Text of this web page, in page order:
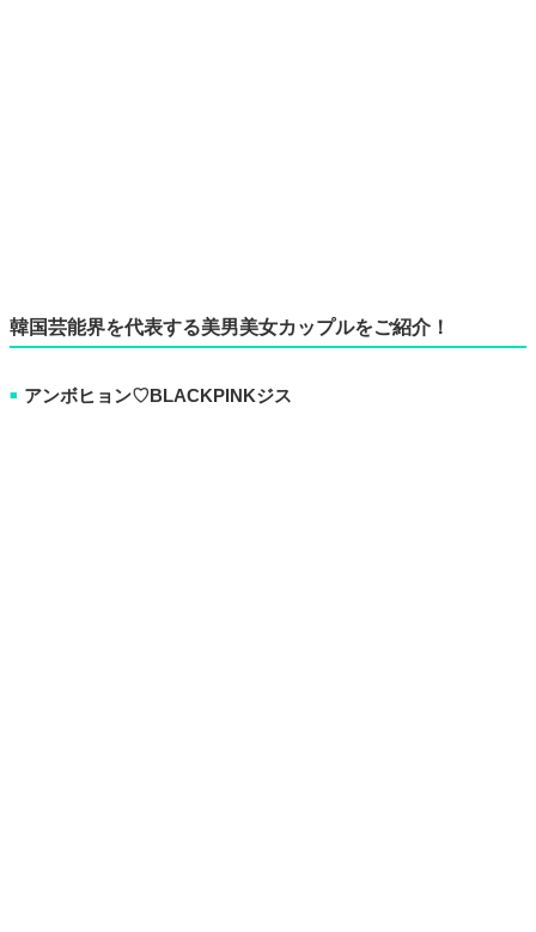
韓国芸能界を代表する美男美女カップルをご紹介！
■ アンボヒョン♡BLACKPINKジス